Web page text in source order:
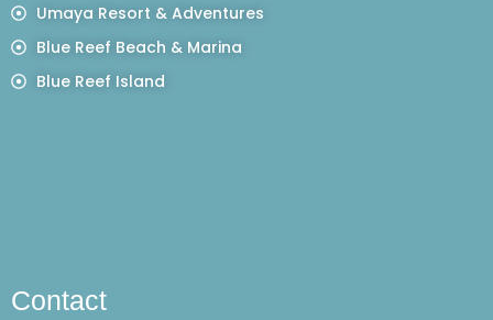
Umaya Resort & Adventures
Blue Reef Beach & Marina
Blue Reef Island
Contact